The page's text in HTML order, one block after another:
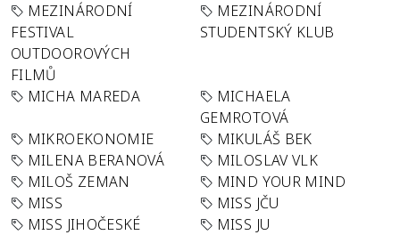
MEZINÁRODNÍ
FESTIVAL
OUTDOOROVÝCH
FILMŮ
MEZINÁRODNÍ
STUDENTSKÝ KLUB
MICHA MAREDA
MICHAELA
GEMROTOVÁ
MIKROEKONOMIE
MIKULÁŠ BEK
MILENA BERANOVÁ
MILOSLAV VLK
MILOŠ ZEMAN
MIND YOUR MIND
MISS
MISS JČU
MISS JIHOČESKÉ
MISS JU